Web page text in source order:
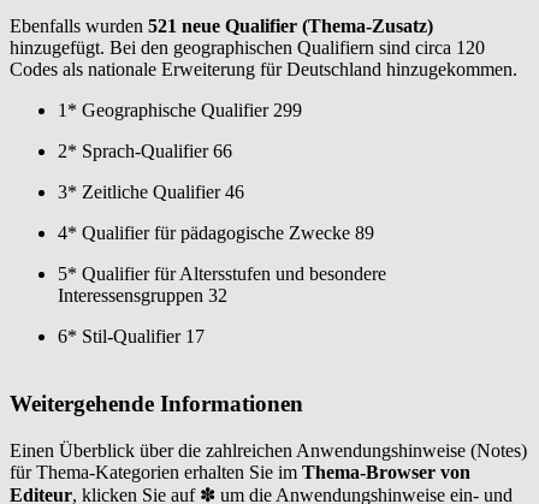
Ebenfalls wurden 521 neue Qualifier (Thema-Zusatz)
hinzugefügt. Bei den geographischen Qualifiern sind circa 120
Codes als nationale Erweiterung für Deutschland hinzugekommen.
1* Geographische Qualifier 299
2* Sprach-Qualifier 66
3* Zeitliche Qualifier 46
4* Qualifier für pädagogische Zwecke 89
5* Qualifier für Altersstufen und besondere
Interessensgruppen 32
6* Stil-Qualifier 17
Weitergehende Informationen
Einen Überblick über die zahlreichen Anwendungshinweise (Notes)
für Thema-Kategorien erhalten Sie im Thema-Browser von
Editeur, klicken Sie auf ✽ um die Anwendungshinweise ein- und